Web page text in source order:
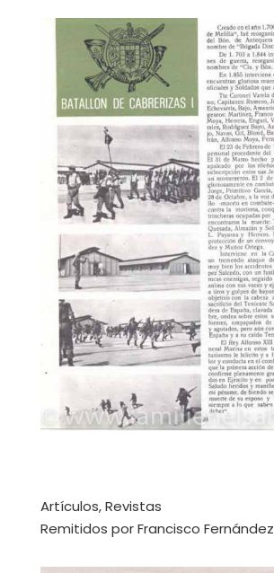
Artículos, Revistas
Remitidos por Francisco Fernández